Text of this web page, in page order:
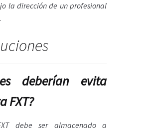
la dirección de un profesional
deberían evita
FXT?
debe ser almacenado a